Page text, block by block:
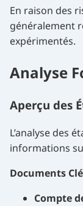
En raison des
généralement
expérimentés.
Analyse
Aperçu des
L’analyse des
informations
Documents
Compte